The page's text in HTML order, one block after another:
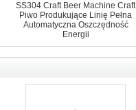
SS304 Craft Beer Machine Craft
Piwo Produkujące Linię Pełna
Automatyczna Oszczędność
Energii